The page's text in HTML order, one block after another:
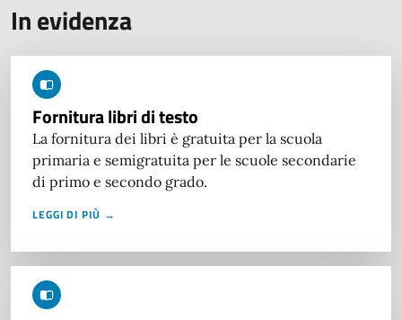
In evidenza
Fornitura libri di testo
La fornitura dei libri è gratuita per la scuola
primaria e semigratuita per le scuole secondarie
di primo e secondo grado.
LEGGI DI PIÙ →